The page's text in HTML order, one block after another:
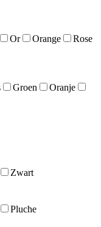
Or Orange
Rose
Groen
Oranje
Zwart
Pluche